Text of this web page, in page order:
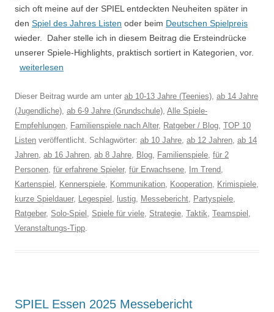
sich oft meine auf der SPIEL entdeckten Neuheiten später in
den Spiel des Jahres Listen oder beim Deutschen Spielpreis
wieder. Daher stelle ich in diesem Beitrag die Ersteindrücke
unserer Spiele-Highlights, praktisch sortiert in Kategorien, vor.
weiterlesen
Dieser Beitrag wurde am unter ab 10-13 Jahre (Teenies), ab 14 Jahre
(Jugendliche), ab 6-9 Jahre (Grundschule), Alle Spiele-
Empfehlungen, Familienspiele nach Alter, Ratgeber / Blog, TOP 10
Listen veröffentlicht. Schlagwörter: ab 10 Jahre, ab 12 Jahren, ab 14
Jahren, ab 16 Jahren, ab 8 Jahre, Blog, Familienspiele, für 2
Personen, für erfahrene Spieler, für Erwachsene, Im Trend,
Kartenspiel , Kennerspiele, Kommunikation, Kooperation, Krimispiele,
kurze Spieldauer, Legespiel , lustig, Messebericht, Partyspiele,
Ratgeber, Solo-Spiel , Spiele für viele, Strategie, Taktik, Teamspiel ,
Veranstaltungs-Tipp.
SPIEL Essen 2025 Messebericht